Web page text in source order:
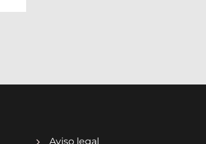
Aviso legal